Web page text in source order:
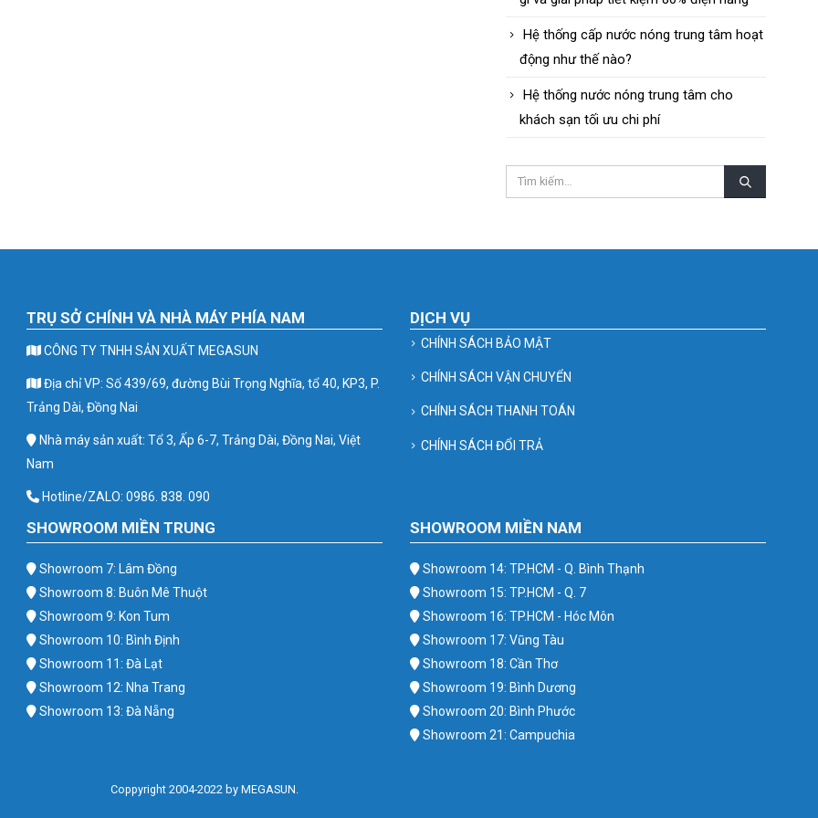
Hệ thống cấp nước nóng trung tâm hoạt
động như thế nào?
Hệ thống nước nóng trung tâm cho
khách sạn tối ưu chi phí
TRỤ SỞ CHÍNH VÀ NHÀ MÁY PHÍA NAM
CÔNG TY TNHH SẢN XUẤT MEGASUN
Địa chỉ VP: Số 439/69, đường Bùi Trọng Nghĩa, tổ 40, KP3, P.
Trảng Dài, Đồng Nai
Nhà máy sản xuất: Tổ 3, Ấp 6-7, Trảng Dài, Đồng Nai, Việt
Nam
Hotline/ZALO: 0986. 838. 090
DỊCH VỤ
CHÍNH SÁCH BẢO MẬT
CHÍNH SÁCH VẬN CHUYỂN
CHÍNH SÁCH THANH TOÁN
CHÍNH SÁCH ĐỔI TRẢ
SHOWROOM MIỀN TRUNG
Showroom 7: Lâm Đồng
Showroom 8: Buôn Mê Thuột
Showroom 9: Kon Tum
Showroom 10: Bình Định
Showroom 11: Đà Lạt
Showroom 12: Nha Trang
Showroom 13: Đà Nẵng
SHOWROOM MIỀN NAM
Showroom 14: TP.HCM - Q. Bình Thạnh
Showroom 15: TP.HCM - Q. 7
Showroom 16: TP.HCM - Hóc Môn
Showroom 17: Vũng Tàu
Showroom 18: Cần Thơ
Showroom 19: Bình Dương
Showroom 20: Bình Phước
Showroom 21: Campuchia
Coppyright 2004-2022 by MEGASUN.